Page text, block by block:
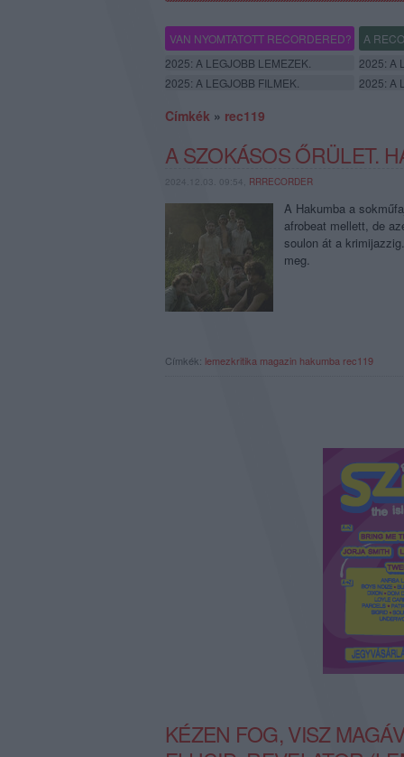
VAN NYOMTATOTT RECORDERED? A
2025: A LEGJOBB LEMEZEK.
2025: A
2025: A LEGJOBB FILMEK.
2025: A
Címkék » rec119
A SZOKÁSOS ŐRÜLET.
2024.12.03. 09:54, RRRECORDER
A Hakumba a
afrobeat mellett, de
soulon át a
meg.
Címkék: lemezkritika magazin hakumba rec119
KÉZEN FOG, VISZ